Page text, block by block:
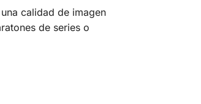
calidad de imagen
de series o